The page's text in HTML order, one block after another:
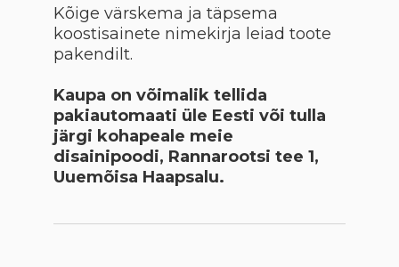
Kõige värskema ja täpsema
koostisainete nimekirja leiad toote
pakendilt.
Kaupa on võimalik tellida
pakiautomaati üle Eesti või tulla
järgi kohapeale meie
disainipoodi, Rannarootsi tee 1,
Uuemõisa Haapsalu.